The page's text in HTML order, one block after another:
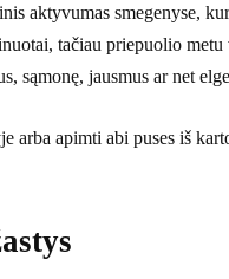
aktyvumas smegenyse,
tačiau priepuolio metu
sąmonę, jausmus ar net
arba apimti abi puses iš